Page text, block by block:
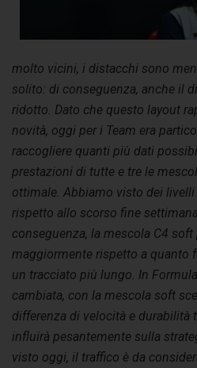
molto vicini, i distacchi sono
solito: di conseguenza, anche il
ridotto. Dato che questo layout
novità, oggi per i Team era
raccogliere quanti più dati
prestazioni di tutte e tre le
ottimale. Abbiamo visto dei
rispetto allo scorso fine
conseguenza, la mescola C4
maggiormente rispetto a quanto
un tracciato più lungo. In
cambiata, con la mescola soft
differenza di velocità e durabilità
influirà pesantemente sulla
visto oggi, il traffico è da